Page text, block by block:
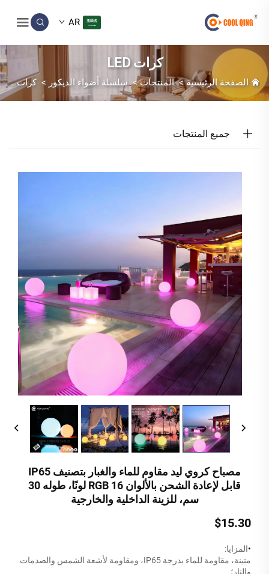
AR
كرات LED
الصفحة الرئيسية>المنتجات>سلسلة أضواء الديكور > كرات LED
جميع المنتجات
مصباح كروي ليد مقاوم للماء والغبار بتصنيف IP65
قابل لإعادة الشحن بالألوان RGB 16 لونًا، طوله 30
سم، للزينة الداخلية والخارجية
$15.30
•المزايا:
متينة، مقاومة للماء بدرجة IP65، ومقاومة لأشعة الشمس والصدمات
والنار؛